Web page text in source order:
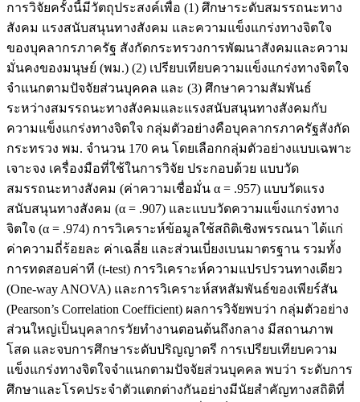
การวิจัยครั้งนี้มีวัตถุประสงค์เพื่อ (1) ศึกษาระดับสมรรถนะทาง
สังคม แรงสนับสนุนทางสังคม และความแข็งแกร่งทางจิตใจ
ของบุคลากรภาครัฐ สังกัดกระทรวงการพัฒนาสังคมและความ
มั่นคงของมนุษย์ (พม.) (2) เปรียบเทียบความแข็งแกร่งทางจิตใจ
จำแนกตามปัจจัยส่วนบุคคล และ (3) ศึกษาความสัมพันธ์
ระหว่างสมรรถนะทางสังคมและแรงสนับสนุนทางสังคมกับ
ความแข็งแกร่งทางจิตใจ กลุ่มตัวอย่างคือบุคลากรภาครัฐสังกัด
กระทรวง พม. จำนวน 170 คน โดยเลือกกลุ่มตัวอย่างแบบเฉพาะ
เจาะจง เครื่องมือที่ใช้ในการวิจัย ประกอบด้วย แบบวัด
สมรรถนะทางสังคม (ค่าความเชื่อมั่น α = .957) แบบวัดแรง
สนับสนุนทางสังคม (α = .907) และแบบวัดความแข็งแกร่งทาง
จิตใจ (α = .974) การวิเคราะห์ข้อมูลใช้สถิติเชิงพรรณนา ได้แก่
ค่าความถี่ร้อยละ ค่าเฉลี่ย และส่วนเบี่ยงเบนมาตรฐาน รวมทั้ง
การทดสอบค่าที (t-test) การวิเคราะห์ความแปรปรวนทางเดียว
(One-way ANOVA) และการวิเคราะห์สหสัมพันธ์ของเพียร์สัน
(Pearson’s Correlation Coefficient) ผลการวิจัยพบว่า กลุ่มตัวอย่าง
ส่วนใหญ่เป็นบุคลากรวัยทำงานตอนต้นถึงกลาง มีสถานภาพ
โสด และจบการศึกษาระดับปริญญาตรี การเปรียบเทียบความ
แข็งแกร่งทางจิตใจจำแนกตามปัจจัยส่วนบุคคล พบว่า ระดับการ
ศึกษาและโรคประจำตัวแตกต่างกันอย่างมีนัยสำคัญทางสถิติที่